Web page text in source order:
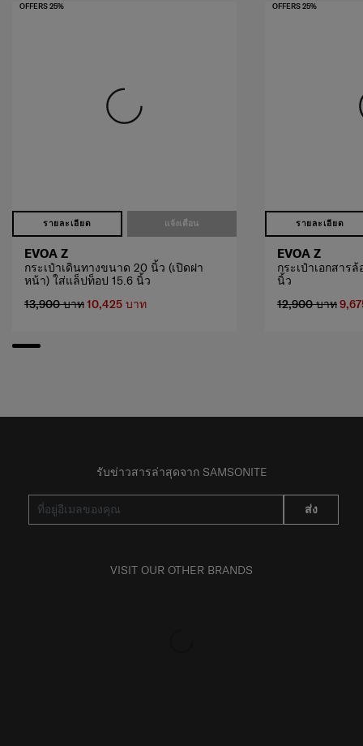
รายละเอียด แจ้งเตือน
OFFERS 25%
EVOA Z
กระเป๋าเดินทางขนาด 20 นิ้ว (เปิดฝา
หน้า) ใส่แล็ปท็อป 15.6 นิ้ว
13,900 บาท10,425 บาท
รายละเอียด
OFFERS 25%
EVOA Z
กระเป๋าเอกสาร
นิ้ว
12,900 บาท
รับข่าวสารล่าสุดจาก SAMSONITE
ส่ง
VISIT OUR OTHER BRANDS